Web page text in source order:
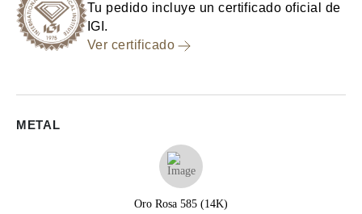
Tu pedido incluye un certificado oficial de
IGI.
Ver certificado
METAL
Oro Rosa 585 (14K)